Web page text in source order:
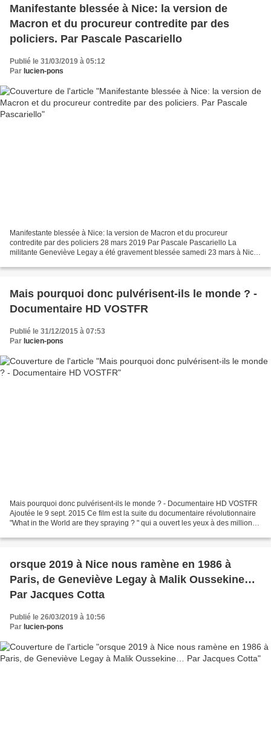
Manifestante blessée à Nice: la version de
Macron et du procureur contredite par des
policiers. Par Pascale Pascariello
Publié le 31/03/2019 à 05:12
Par lucien-pons
Manifestante blessée à Nice: la version de Macron et du procureur
contredite par des policiers 28 mars 2019 Par Pascale Pascariello La
militante Geneviève Legay a été gravement blessée samedi 23 mars à Nice.
Mais pourquoi donc pulvérisent-ils le monde ? -
Documentaire HD VOSTFR
Publié le 31/12/2015 à 07:53
Par lucien-pons
Mais pourquoi donc pulvérisent-ils le monde ? - Documentaire HD VOSTFR
Ajoutée le 9 sept. 2015 Ce film est la suite du documentaire révolutionnaire
"What in the World are they spraying ? " qui a ouvert les yeux à des millions
orsque 2019 à Nice nous ramène en 1986 à
Paris, de Geneviève Legay à Malik Oussekine…
Par Jacques Cotta
Publié le 26/03/2019 à 10:56
Par lucien-pons